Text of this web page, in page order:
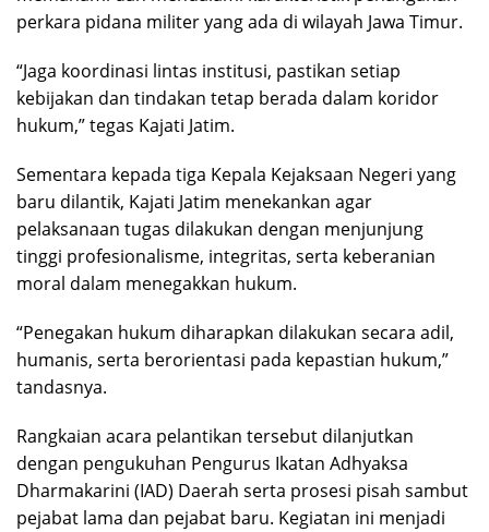
perkara pidana militer yang ada di wilayah Jawa Timur.
“Jaga koordinasi lintas institusi, pastikan setiap
kebijakan dan tindakan tetap berada dalam koridor
hukum,” tegas Kajati Jatim.
Sementara kepada tiga Kepala Kejaksaan Negeri yang
baru dilantik, Kajati Jatim menekankan agar
pelaksanaan tugas dilakukan dengan menjunjung
tinggi profesionalisme, integritas, serta keberanian
moral dalam menegakkan hukum.
“Penegakan hukum diharapkan dilakukan secara adil,
humanis, serta berorientasi pada kepastian hukum,”
tandasnya.
Rangkaian acara pelantikan tersebut dilanjutkan
dengan pengukuhan Pengurus Ikatan Adhyaksa
Dharmakarini (IAD) Daerah serta prosesi pisah sambut
pejabat lama dan pejabat baru. Kegiatan ini menjadi